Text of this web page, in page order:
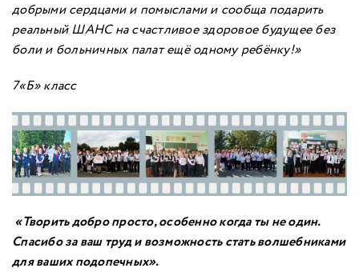
добрыми сердцами и помыслами и сообща подарить
реальный ШАНС на счастливое здоровое будущее без
боли и больничных палат ещё одному ребёнку!»
7«Б» класс
«Творить добро просто, особенно когда ты не один.
Спасибо за ваш труд и возможность стать волшебниками
для ваших подопечных».